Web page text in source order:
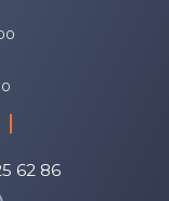
62 86